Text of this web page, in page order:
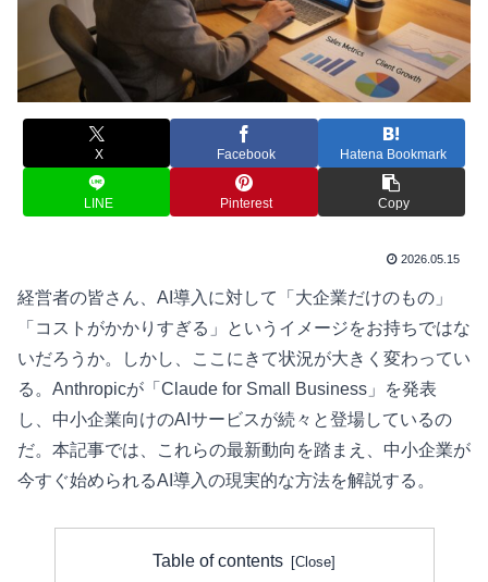
X Facebook Hatena Bookmark
LINE Pinterest Copy
2026.05.15
経営者の皆さん、AI導入に対して「大企業だけのもの」
「コストがかかりすぎる」というイメージをお持ちではな
いだろうか。しかし、ここにきて状況が大きく変わってい
る。Anthropicが「Claude for Small Business」を発表
し、中小企業向けのAIサービスが続々と登場しているの
だ。本記事では、これらの最新動向を踏まえ、中小企業が
今すぐ始められるAI導入の現実的な方法を解説する。
Table of contents